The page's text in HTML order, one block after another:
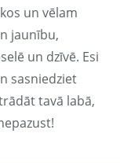
un vēlam
jaunību,
un dzīvē. Esi
sasniedziet
tavā labā,